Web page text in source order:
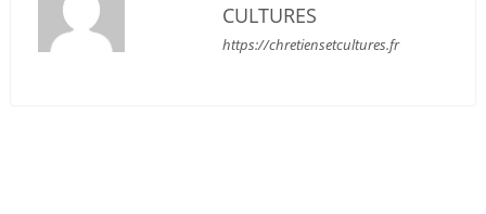
CULTURES
https://chretiensetcultures.fr